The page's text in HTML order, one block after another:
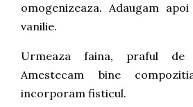
omogenizeaza. Adaugam
vanilie.
Urmeaza faina, praful
Amestecam bine
incorporam fisticul.